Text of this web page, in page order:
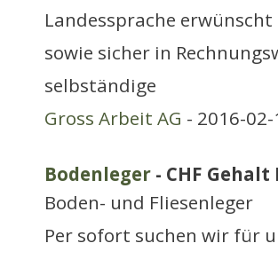
Landessprache
sowie sicher in
selbständige
Gross Arbeit AG - 2016-02-
Bodenleger - CHF
Boden- und Fliesenleger
Per sofort suchen wir für